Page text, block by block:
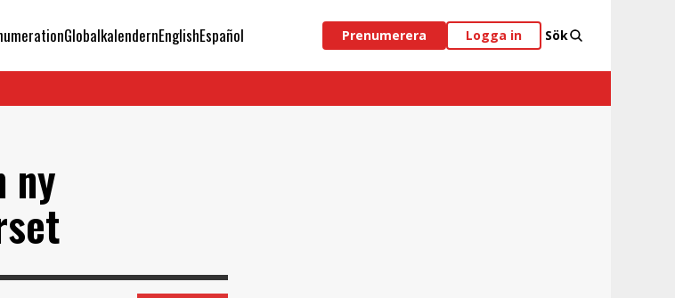
GlobalkalendernEnglishEspañol Prenumerera Logga in Sök
ny